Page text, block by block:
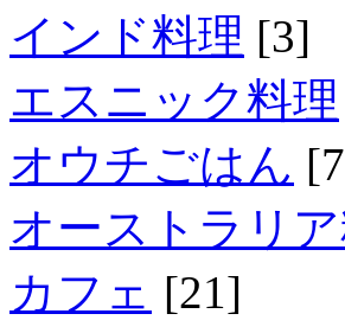
インド料理 [3]
エスニック料理
オウチごはん
オーストラリ
カフェ [21]